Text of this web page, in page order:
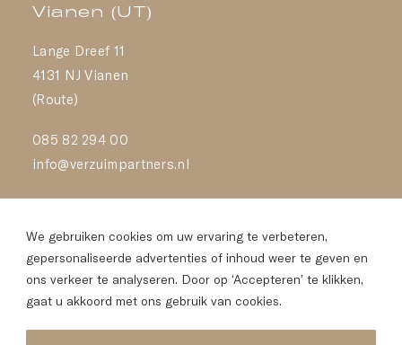
We gebruiken cookies om uw ervaring te verbeteren,
gepersonaliseerde advertenties of inhoud weer te geven en
ons verkeer te analyseren. Door op ‘Accepteren’ te klikken,
gaat u akkoord met ons gebruik van cookies.
Vianen (UT)
Lange Dreef 11
4131 NJ Vianen
(Route)
085 82 294 00
info@verzuimpartners.nl
Transistorstraat 151
322 CN Almere
(Route)